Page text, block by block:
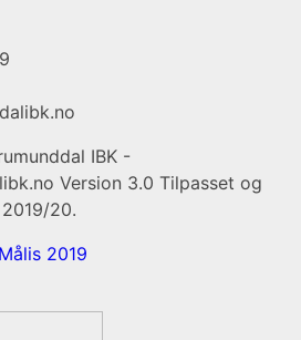
IBK -
Version 3.0 Tilpasset og
20.
2019​​